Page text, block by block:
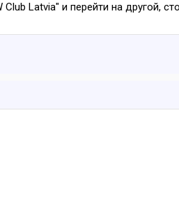
Club Latvia" и перейти на другой,